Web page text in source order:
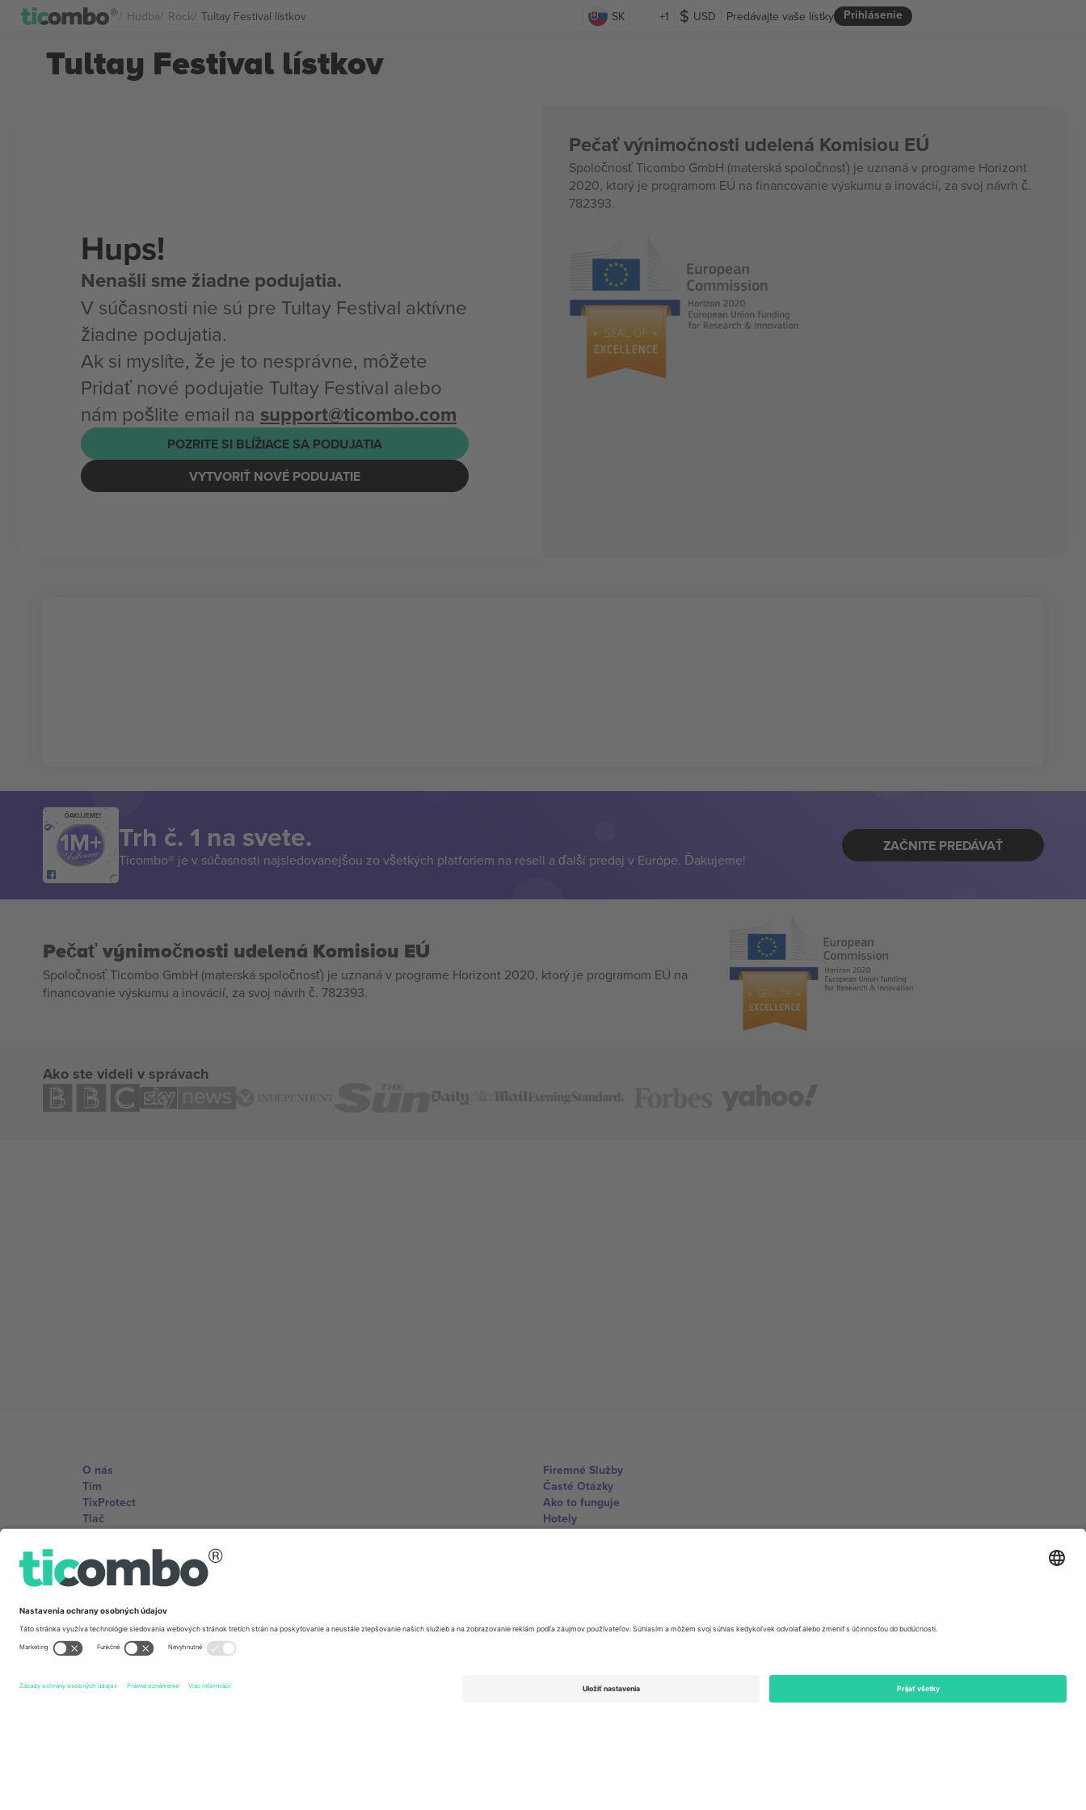
Hudba Rock Tultay Festival lístkov SK +1 USD Prihlásenie
Predávajte vaše lístky
Tultay Festival lístkov
Hups!
Nenašli sme žiadne podujatia.
V súčasnosti nie sú pre Tultay Festival aktívne
žiadne podujatia.
Ak si myslíte, že je to nesprávne, môžete
Pridať nové podujatie Tultay Festival alebo
nám pošlite email na support@ticombo.com
POZRITE SI BLÍŽIACE SA PODUJATIA
VYTVORIŤ NOVÉ PODUJATIE
Pečať výnimočnosti udelená Komisiou EÚ
Spoločnosť Ticombo GmbH (materská spoločnosť) je uznaná v programe Horizont
2020, ktorý je programom EÚ na financovanie výskumu a inovácií, za svoj návrh č.
782393.
ĎAKUJEME!
Trh č. 1 na svete.
Ticombo® je v súčasnosti najsledovanejšou zo všetkých platforiem na resell a ďalší predaj v Európe. Ďakujeme!
ZAČNITE PREDÁVAŤ
Pečať výnimočnosti udelená Komisiou EÚ
Spoločnosť Ticombo GmbH (materská spoločnosť) je uznaná v programe Horizont 2020, ktorý je programom EÚ na
financovanie výskumu a inovácií, za svoj návrh č. 782393.
Ako ste videli v správach
O nás
Tím
TixProtect
Tlač
Zmluvné podmienky
Partnerský program
Firemné Služby
Časté Otázky
Ako to funguje
Hotely
Centrum Majstrovstiev sveta